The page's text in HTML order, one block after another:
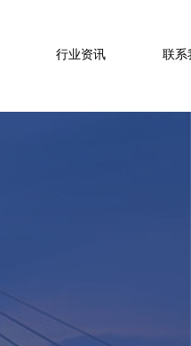
行业资讯 联系